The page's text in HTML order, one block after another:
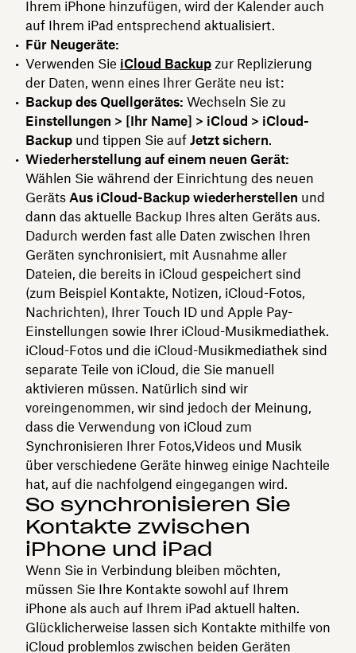
Ihrem iPhone hinzufügen, wird der Kalender auch
auf Ihrem iPad entsprechend aktualisiert.
Für Neugeräte:
Verwenden Sie iCloud Backup zur Replizierung
der Daten, wenn eines Ihrer Geräte neu ist:
Backup des Quellgerätes: Wechseln Sie zu
Einstellungen > [Ihr Name] > iCloud > iCloud-
Backup und tippen Sie auf Jetzt sichern.
Wiederherstellung auf einem neuen Gerät:
Wählen Sie während der Einrichtung des neuen
Geräts Aus iCloud-Backup wiederherstellen und
dann das aktuelle Backup Ihres alten Geräts aus.
Dadurch werden fast alle Daten zwischen Ihren
Geräten synchronisiert, mit Ausnahme aller
Dateien, die bereits in iCloud gespeichert sind
(zum Beispiel Kontakte, Notizen, iCloud-Fotos,
Nachrichten), Ihrer Touch ID und Apple Pay-
Einstellungen sowie Ihrer iCloud-Musikmediathek.
iCloud-Fotos und die iCloud-Musikmediathek sind
separate Teile von iCloud, die Sie manuell
aktivieren müssen. Natürlich sind wir
voreingenommen, wir sind jedoch der Meinung,
dass die Verwendung von iCloud zum
Synchronisieren Ihrer Fotos,Videos und Musik
über verschiedene Geräte hinweg einige Nachteile
hat, auf die nachfolgend eingegangen wird.
So synchronisieren Sie
Kontakte zwischen
iPhone und iPad
Wenn Sie in Verbindung bleiben möchten,
müssen Sie Ihre Kontakte sowohl auf Ihrem
iPhone als auch auf Ihrem iPad aktuell halten.
Glücklicherweise lassen sich Kontakte mithilfe von
iCloud problemlos zwischen beiden Geräten